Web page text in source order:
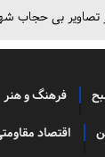
تصاویر بی حجاب
فرهنگ و هنر
اقتصاد